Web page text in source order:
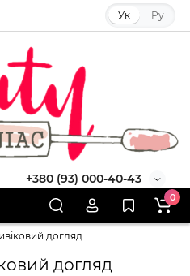
Ук Ру
+380 (93) 000-40-43
0
догляд
догляд